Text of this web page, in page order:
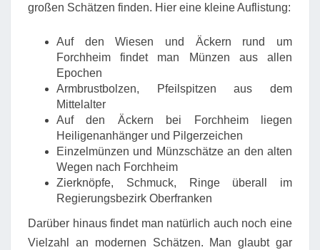
großen Schätzen finden. Hier eine kleine Auflistung:
Auf den Wiesen und Äckern rund um
Forchheim findet man Münzen aus allen
Epochen
Armbrustbolzen, Pfeilspitzen aus dem
Mittelalter
Auf den Äckern bei Forchheim liegen
Heiligenanhänger und Pilgerzeichen
Einzelmünzen und Münzschätze an den alten
Wegen nach Forchheim
Zierknöpfe, Schmuck, Ringe überall im
Regierungsbezirk Oberfranken
Darüber hinaus findet man natürlich auch noch eine
Vielzahl an modernen Schätzen. Man glaubt gar